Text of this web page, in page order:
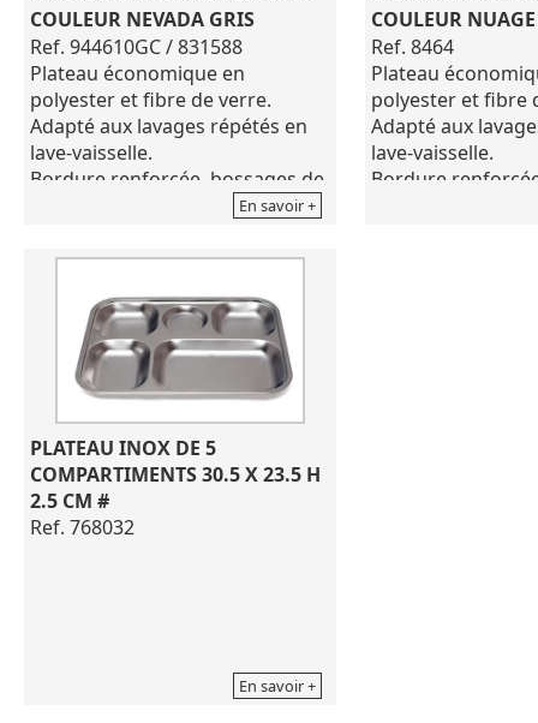
COULEUR NEVADA GRIS
Ref. 944610GC / 831588
Plateau économique en
polyester et fibre de verre.
Adapté aux lavages répétés en
lave-vaisselle.
Bordure renforcée, bossages de
Dimensions de 46X36 cm
En savoir +
COULEUR
Ref. 8464
Plateau
polyester et fibre
Adapté aux
lave-vaisselle.
Bordure
PLATEAU INOX DE 5
COMPARTIMENTS 30.5 X 23.5 H
2.5 CM #
Ref. 768032
En savoir +